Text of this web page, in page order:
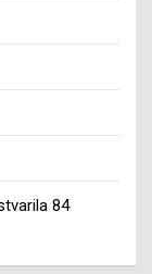
84